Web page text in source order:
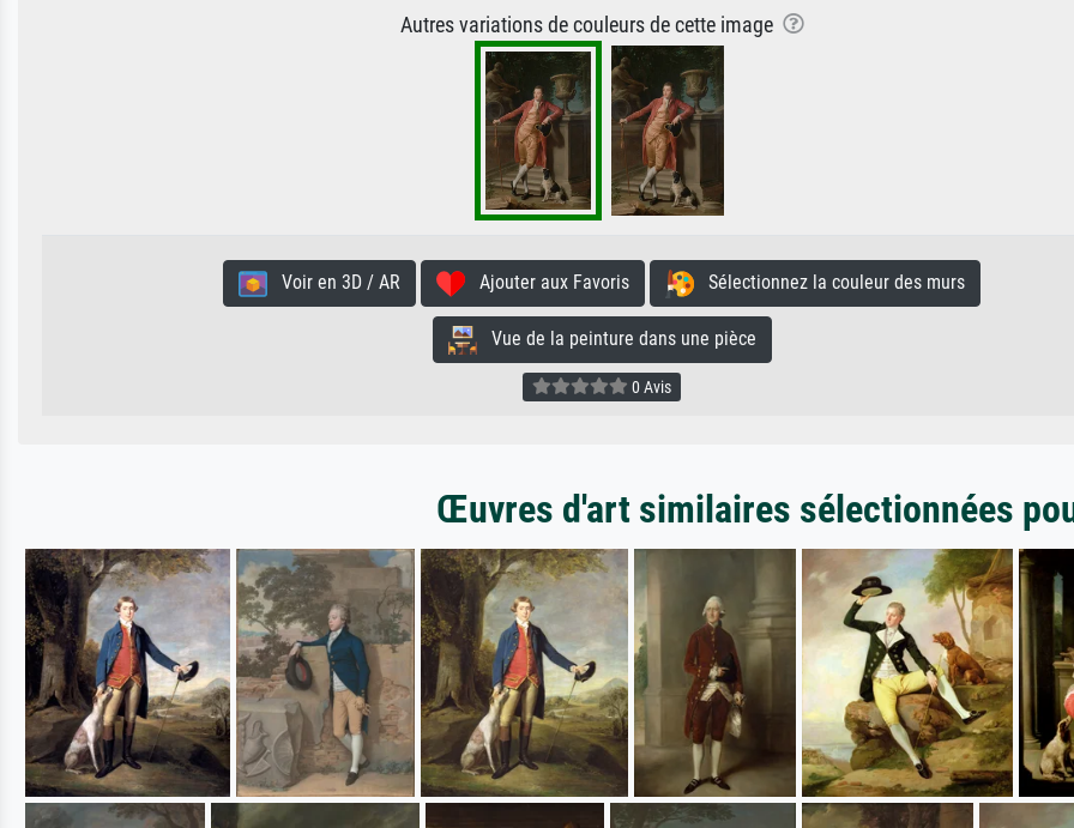
Autres variations de couleurs de cette image
Voir en 3D / AR Ajouter aux Favoris Sélectionnez la couleur des murs
Vue de la peinture dans une pièce
0 Avis
Œuvres d'art similaires sélectionnées